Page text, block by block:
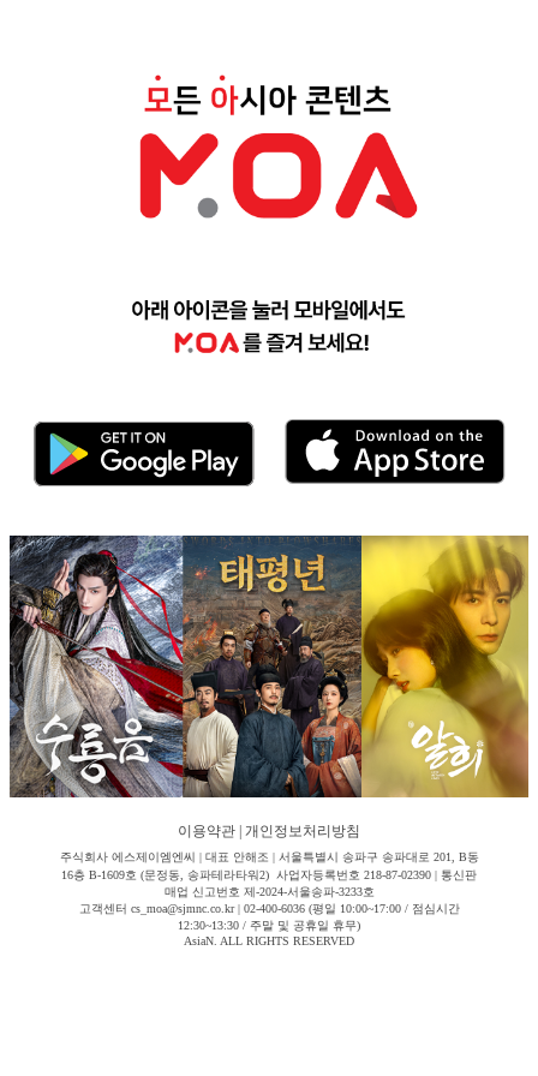
이용약관 개인정보처리방침
주식회사 에스제이엠엔씨 | 대표 안해조 | 서울특별시 송파구 송파대로 201, B동
16층 B-1609호 (문정동, 송파테라타워2) 사업자등록번호 218-87-02390 | 통신판
매업 신고번호 제-2024-서울송파-3233호
고객센터 cs_moa@sjmnc.co.kr | 02-400-6036 (평일 10:00~17:00 / 점심시간
12:30~13:30 / 주말 및 공휴일 휴무)
AsiaN. ALL RIGHTS RESERVED